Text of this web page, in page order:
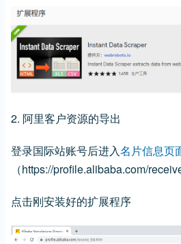
2. 阿里客户资源的导出
登录国际站账号后进入名片信息页
（https://profile.alibaba.com/
点击刚安装好的扩展程序